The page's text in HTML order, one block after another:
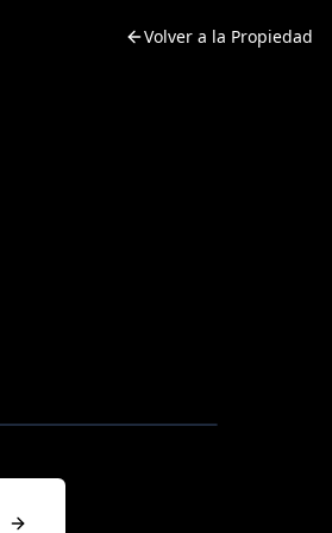
Volver a la Propiedad